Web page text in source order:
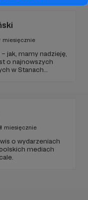
miesięcznie
jak, mamy nadzieję,
o najnowszych
w Stanach
miesięcznie
o wydarzeniach
mediach